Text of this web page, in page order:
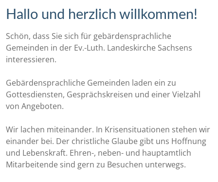
Hallo und herzlich willkommen!
Schön, dass Sie sich für gebärdensprachliche
Gemeinden in der Ev.-Luth. Landeskirche Sachsens
interessieren.
Gebärdensprachliche Gemeinden laden ein zu
Gottesdiensten, Gesprächskreisen und einer Vielzahl
von Angeboten.
Wir lachen miteinander. In Krisensituationen stehen wir
einander bei. Der christliche Glaube gibt uns Hoffnung
und Lebenskraft. Ehren-, neben- und hauptamtlich
Mitarbeitende sind gern zu Besuchen unterwegs.